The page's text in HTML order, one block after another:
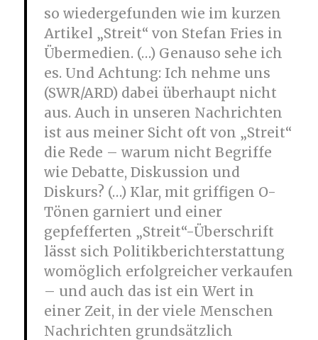
so wiedergefunden wie im kurzen
Artikel „Streit“ von Stefan Fries in
Übermedien. (…) Genauso sehe ich
es. Und Achtung: Ich nehme uns
(SWR/ARD) dabei überhaupt nicht
aus. Auch in unseren Nachrichten
ist aus meiner Sicht oft von „Streit“
die Rede – warum nicht Begriffe
wie Debatte, Diskussion und
Diskurs? (…) Klar, mit griffigen O-
Tönen garniert und einer
gepfefferten „Streit“-Überschrift
lässt sich Politikberichterstattung
womöglich erfolgreicher verkaufen
– und auch das ist ein Wert in
einer Zeit, in der viele Menschen
Nachrichten grundsätzlich